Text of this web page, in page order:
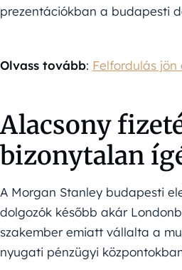
prezentációkban a budapesti
Olvass tovább: Felfordulás
Alacsony
bizonytalan
A Morgan Stanley budapesti
dolgozók később akár
szakember emiatt vállalta a
nyugati pénzügyi